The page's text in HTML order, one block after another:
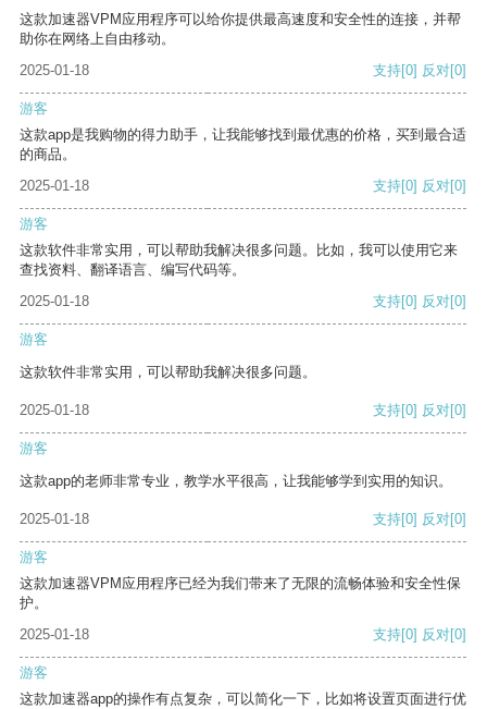
这款加速器VPM应用程序可以给你提供最高速度和安全性的连接，并帮
助你在网络上自由移动。
2025-01-18
支持[0] 反对[0]
游客
这款app是我购物的得力助手，让我能够找到最优惠的价格，买到最合适
的商品。
2025-01-18
支持[0] 反对[0]
游客
这款软件非常实用，可以帮助我解决很多问题。比如，我可以使用它来
查找资料、翻译语言、编写代码等。
2025-01-18
支持[0] 反对[0]
游客
这款软件非常实用，可以帮助我解决很多问题。
2025-01-18 支持[0] 反对[0]
游客
这款app的老师非常专业，教学水平很高，让我能够学到实用的知识。
2025-01-18 支持[0] 反对[0]
游客
这款加速器VPM应用程序已经为我们带来了无限的流畅体验和安全性保
护。
2025-01-18
支持[0] 反对[0]
游客
这款加速器app的操作有点复杂，可以简化一下，比如将设置页面进行优